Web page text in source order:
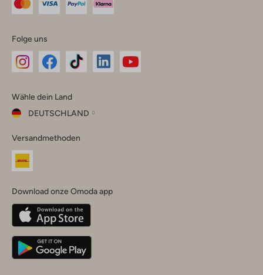
Folge uns
Instagram
Facebook
TikTok
Wähle dein Land
DEUTSCHLAND
dein
Land
Belgique(Français)
Deutschland
Versandmethoden
Download onze Omoda app